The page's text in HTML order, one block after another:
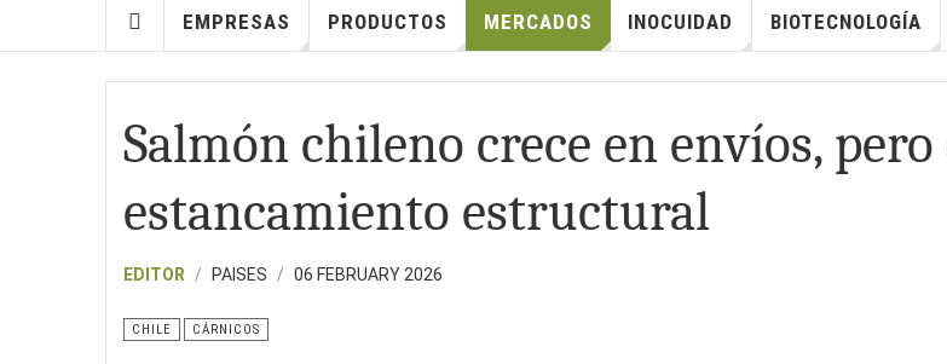
EMPRESAS PRODUCTOS MERCADOS INOCUIDAD BIOTECNOLOGÍA
Salmón chileno crece en envíos,
estancamiento estructural
EDITOR PAISES 06 FEBRUARY 2026
CHILE CÁRNICOS